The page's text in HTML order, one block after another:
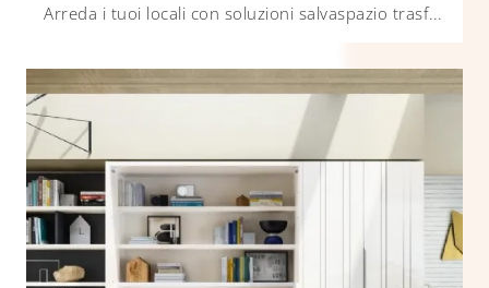
Arreda i tuoi locali con soluzioni salvaspazio trasformabili! Clicca e scopri il letto a scomparsa Living 13 Penelope 2 Sofa Clei.